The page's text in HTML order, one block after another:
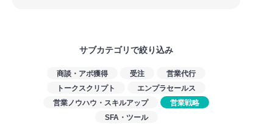
サブカテゴリで絞り込み
商談・アポ獲得 受注
営業代行
トークスクリプト
エンプラセールス
営業ノウハウ・スキルアップ
営業戦略
SFA・ツール